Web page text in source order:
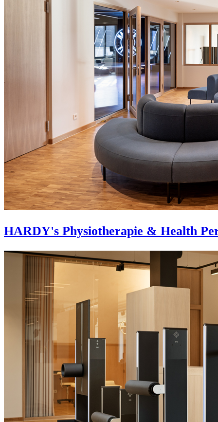
HARDY's Physiotherapie & Health